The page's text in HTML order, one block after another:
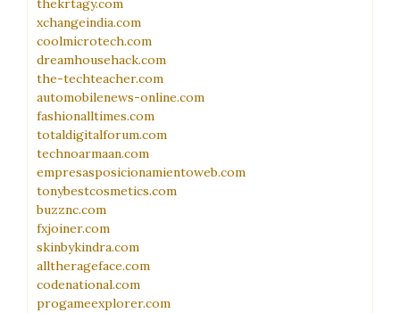
thekrtagy.com
xchangeindia.com
coolmicrotech.com
dreamhousehack.com
the-techteacher.com
automobilenews-online.com
fashionalltimes.com
totaldigitalforum.com
technoarmaan.com
empresasposicionamientoweb.com
tonybestcosmetics.com
buzznc.com
fxjoiner.com
skinbykindra.com
alltherageface.com
codenational.com
progameexplorer.com